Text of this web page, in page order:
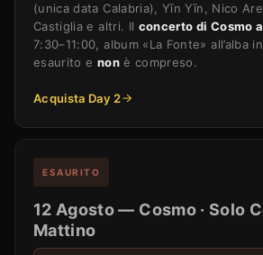
(unica data Calabria), Yīn Yīn, Nico
Castiglia e altri. Il concerto di Cosmo
7:30–11:00, album «La Fonte» all’alba
esaurito e nonè compreso.
Acquista Day 2
ESAURITO
12 Agosto — Cosmo · Solo
Mattino